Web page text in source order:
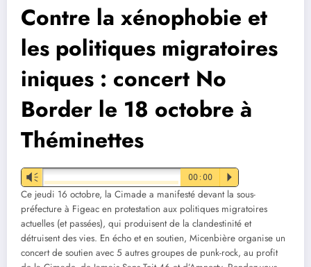
Contre la xénophobie et
les politiques migratoires
iniques : concert No
Border le 18 octobre à
Théminettes
Vm 00:00 P
Ce jeudi 16 octobre, la Cimade a manifesté devant la sous-
préfecture à Figeac en protestation aux politiques migratoires
actuelles (et passées), qui produisent de la clandestinité et
détruisent des vies. En écho et en soutien, Micenbière organise un
concert de soutien avec 5 autres groupes de punk-rock, au profit